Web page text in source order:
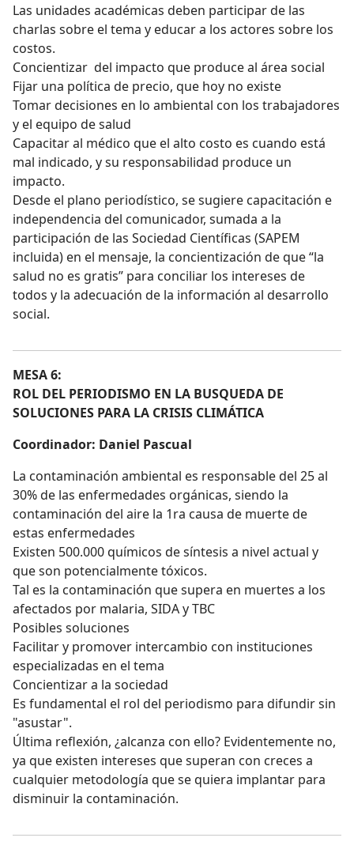
Las unidades académicas deben participar de las
charlas sobre el tema y educar a los actores sobre los
costos.
Concientizar del impacto que produce al área social
Fijar una política de precio, que hoy no existe
Tomar decisiones en lo ambiental con los trabajadores
y el equipo de salud
Capacitar al médico que el alto costo es cuando está
mal indicado, y su responsabilidad produce un
impacto.
Desde el plano periodístico, se sugiere capacitación e
independencia del comunicador, sumada a la
participación de las Sociedad Científicas (SAPEM
incluida) en el mensaje, la concientización de que “la
salud no es gratis” para conciliar los intereses de
todos y la adecuación de la información al desarrollo
social.
MESA 6:
ROL DEL PERIODISMO EN LA BUSQUEDA DE
SOLUCIONES PARA LA CRISIS CLIMÁTICA
Coordinador: Daniel Pascual
La contaminación ambiental es responsable del 25 al
30% de las enfermedades orgánicas, siendo la
contaminación del aire la 1ra causa de muerte de
estas enfermedades
Existen 500.000 químicos de síntesis a nivel actual y
que son potencialmente tóxicos.
Tal es la contaminación que supera en muertes a los
afectados por malaria, SIDA y TBC
Posibles soluciones
Facilitar y promover intercambio con instituciones
especializadas en el tema
Concientizar a la sociedad
Es fundamental el rol del periodismo para difundir sin
"asustar".
Última reflexión, ¿alcanza con ello? Evidentemente no,
ya que existen intereses que superan con creces a
cualquier metodología que se quiera implantar para
disminuir la contaminación.